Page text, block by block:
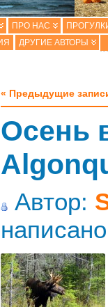
ПРО НАС
ДРУГИЕ АВТОРЫ
« Предыдущие
Осень
Автор: